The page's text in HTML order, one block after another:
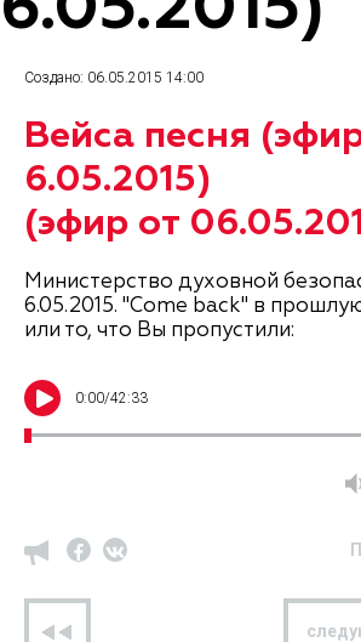
Создано: 06.05.2015 14:00
Вейса песня
6.05.2015)
(эфир от
Министерство духовной
6.05.2015. "Come back" в
или то, что Вы пропустили:
0:00/42:33